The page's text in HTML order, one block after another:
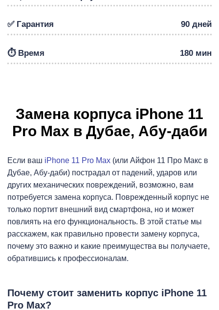
✅ Гарантия 90 дней
⏱️ Время 180 мин
Замена корпуса iPhone 11
Pro Max в Дубае, Абу-даби
Если ваш iPhone 11 Pro Max (или Айфон 11 Про Макс в
Дубае, Абу-даби) пострадал от падений, ударов или
других механических повреждений, возможно, вам
потребуется замена корпуса. Поврежденный корпус не
только портит внешний вид смартфона, но и может
повлиять на его функциональность. В этой статье мы
расскажем, как правильно провести замену корпуса,
почему это важно и какие преимущества вы получаете,
обратившись к профессионалам.
Почему стоит заменить корпус iPhone 11
Pro Max?